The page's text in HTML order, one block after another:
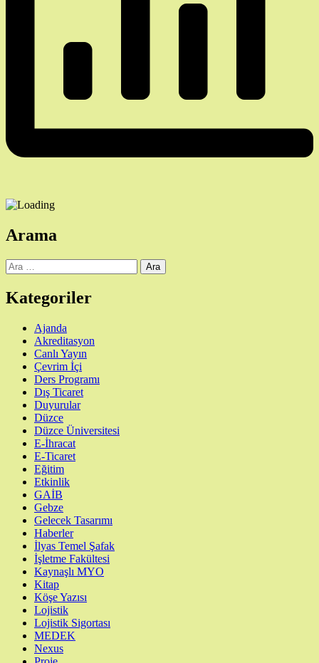
Arama
Arama:
Kategoriler
Ajanda
Akreditasyon
Canlı Yayın
Çevrim İçi
Ders Programı
Dış Ticaret
Duyurular
Düzce
Düzce Üniversitesi
E-İhracat
E-Ticaret
Eğitim
Etkinlik
GAİB
Gebze
Gelecek Tasarımı
Haberler
İlyas Temel Şafak
İşletme Fakültesi
Kaynaşlı MYO
Kitap
Köşe Yazısı
Lojistik
Lojistik Sigortası
MEDEK
Nexus